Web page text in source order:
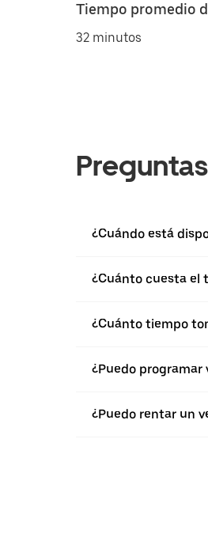
Tiempo promedio
32 minutos
¿Cuándo está
¿Cuánto cuesta el
¿Cuánto tiempo
¿Puedo programar
¿Puedo rentar un